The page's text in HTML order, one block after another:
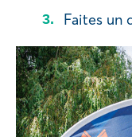
Faites un